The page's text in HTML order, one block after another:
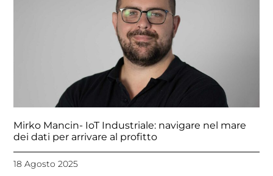
Mirko Mancin- IoT Industriale: navigare nel mare
dei dati per arrivare al profitto
18 Agosto 2025